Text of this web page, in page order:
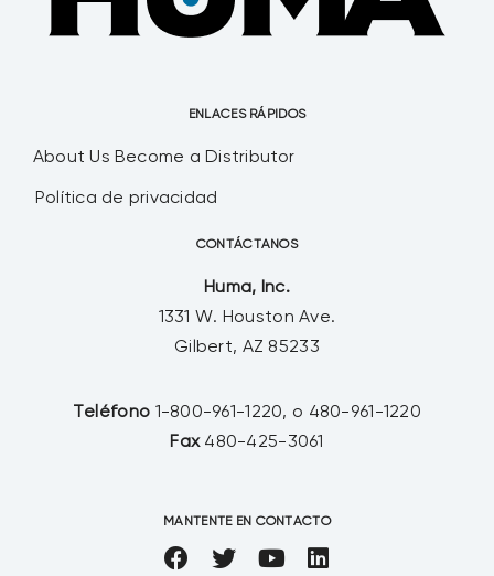
ENLACES RÁPIDOS
About Us Become a Distributor
Política de privacidad
CONTÁCTANOS
Huma, Inc.
1331 W. Houston Ave.
Gilbert, AZ 85233
Teléfono 1-800-961-1220, o 480-961-1220
Fax 480-425-3061
MANTENTE EN CONTACTO